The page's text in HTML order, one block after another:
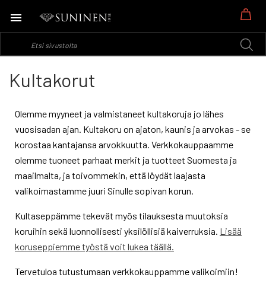
Kultakorut
Olemme myyneet ja valmistaneet kultakoruja jo lähes
vuosisadan ajan. Kultakoru on ajaton, kaunis ja arvokas - se
korostaa kantajansa arvokkuutta. Verkkokauppaamme
olemme tuoneet parhaat merkit ja tuotteet Suomesta ja
maailmalta, ja toivommekin, että löydät laajasta
valikoimastamme juuri Sinulle sopivan korun.
Kultaseppämme tekevät myös tilauksesta muutoksia
koruihin sekä luonnollisesti yksilöllisiä kaiverruksia. Lisää
koruseppiemme työstä voit lukea täällä.
Tervetuloa tutustumaan verkkokauppamme valikoimiin!